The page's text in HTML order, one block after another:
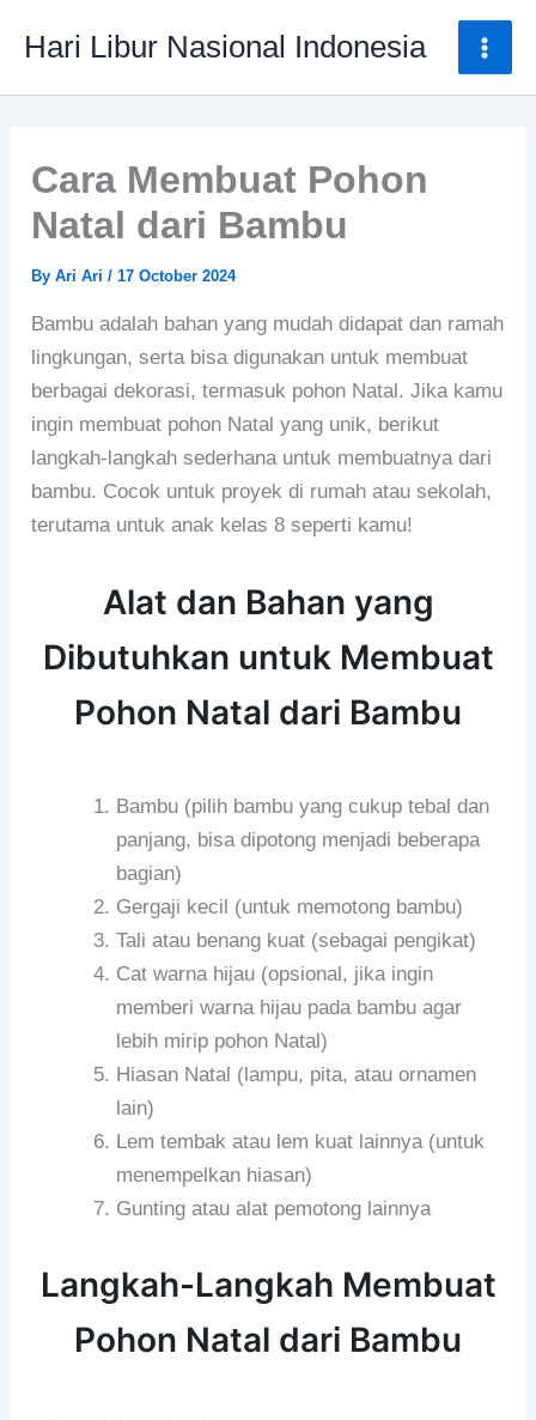
Hari Libur Nasional Indonesia
Cara Membuat Pohon
Natal dari Bambu
ByAri Ari/17 October 2024
Bambu adalah bahan yang mudah didapat dan ramah
lingkungan, serta bisa digunakan untuk membuat
berbagai dekorasi, termasuk pohon Natal. Jika kamu
ingin membuat pohon Natal yang unik, berikut
langkah-langkah sederhana untuk membuatnya dari
bambu. Cocok untuk proyek di rumah atau sekolah,
terutama untuk anak kelas 8 seperti kamu!
Alat dan Bahan yang
Dibutuhkan untuk Membuat
Pohon Natal dari Bambu
Bambu (pilih bambu yang cukup tebal dan
panjang, bisa dipotong menjadi beberapa
bagian)
Gergaji kecil (untuk memotong bambu)
Tali atau benang kuat (sebagai pengikat)
Cat warna hijau (opsional, jika ingin
memberi warna hijau pada bambu agar
lebih mirip pohon Natal)
Hiasan Natal (lampu, pita, atau ornamen
lain)
Lem tembak atau lem kuat lainnya (untuk
menempelkan hiasan)
Gunting atau alat pemotong lainnya
Langkah-Langkah Membuat
Pohon Natal dari Bambu